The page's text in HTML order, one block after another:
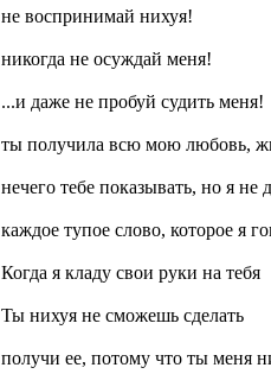
не воспринимай нихуя!
никогда не осуждай меня!
...и даже не пробуй судить меня!
ты получила всю мою любовь,
нечего тебе показывать, но я не
каждое тупое слово, которое я
Когда я кладу свои руки на тебя
Ты нихуя не сможешь сделать
получи ее, потому что ты меня